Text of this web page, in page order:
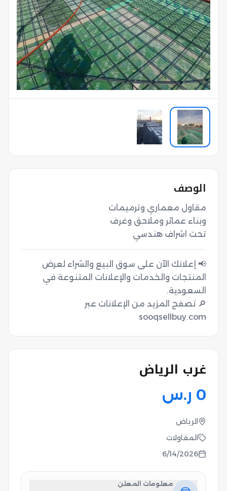
الوصف
تحت اشراف هندسي
📢 إعلانك الآن على سوق البيع والشراء لعرض
المنتجات والخدمات والإعلانات المتنوعة في
🔎 تصفح المزيد من الإعلانات عبر
sooqsellbuy.com
غرب الرياض
0 ر.س
الرياض
المقاولات
6/14/2026
معلومات المعلن